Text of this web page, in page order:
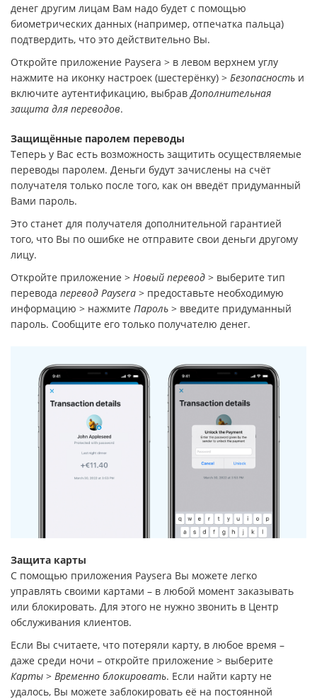
денег другим лицам Вам надо будет с помощью
биометрических данных (например, отпечатка пальца)
подтвердить, что это действительно Вы.
Откройте приложение Рaysera > в левом верхнем углу
нажмите на иконку настроек (шестерёнку) > Безопасность и
включите аутентификацию, выбравДополнительная
защита для переводов.
Защищённые паролем переводы
Теперь у Вас есть возможность защитить осуществляемые
переводы паролем. Деньги будут зачислены на счёт
получателя только после того, как он введёт придуманный
Вами пароль.
Это станет для получателя дополнительной гарантией
того, что Вы по ошибке не отправите свои деньги другому
лицу.
Откройте приложение > Новый перевод > выберите тип
перевода перевод Paysera > предоставьте необходимую
информацию > нажмите Пароль > введите придуманный
пароль. Сообщите его только получателю денег.
Защита карты
С помощью приложения Paysera Вы можете легко
управлять своими картами – в любой момент заказывать
или блокировать. Для этого не нужно звонить в Центр
обслуживания клиентов.
Если Вы считаете, что потеряли карту, в любое время –
даже среди ночи – откройте приложение > выберите
Карты > Временно блокировать. Если найти карту не
удалось, Вы можете заблокировать её на постоянной